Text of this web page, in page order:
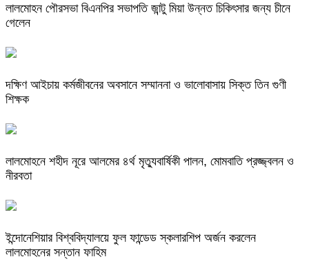
লালমোহন পৌরসভা বিএনপির সভাপতি জান্টু মিয়া উন্নত চিকিৎসার জন্য চীনে
গেলেন
দক্ষিণ আইচায় কর্মজীবনের অবসানে সম্মাননা ও ভালোবাসায় সিক্ত তিন গুণী
শিক্ষক
লালমোহনে শহীদ নূরে আলমের ৪র্থ মৃত্যুবার্ষিকী পালন, মোমবাতি প্রজ্জ্বলন ও
নীরবতা
ইন্দোনেশিয়ার বিশ্ববিদ্যালয়ে ফুল ফান্ডেড স্কলারশিপ অর্জন করলেন
লালমোহনের সন্তান ফাহিম